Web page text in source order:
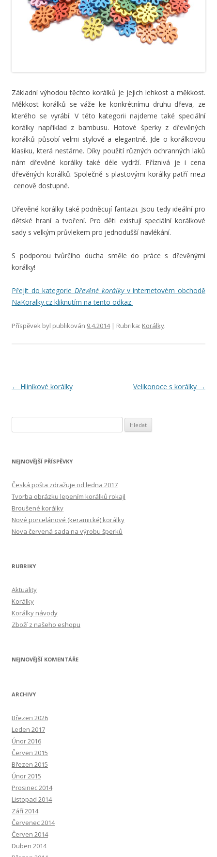
Základní výhodou těchto korálků je jejich lehkost a měkkost.
Měkkost korálků se váže ke konkrétnímu druhu dřeva, ze
kterého se vyrábí. V této kategorii najdeme také speciální
korálky například z bambusu. Hotové šperky z dřevěných
korálků působí velmi stylově a elegantně. Jde o korálkovou
klasiku, která nestárne. Díky použití různých ochranných laků
nám dřevěné korálky také déle vydrží. Příznivá je i cena
dřevěných korálků. Společně s plastovými korálky patří mezi
cenově dostupné.
Dřevěné korálky také podněcují fantazii. Jsou tedy ideální pro
dětské hraní a tvoření. Pro děti existují speciální korálkové
sady s velkým průvlekem pro jednodušší navlékání.
S podporou tvůrčího ducha směle do práce s dřevěnými
korálky!
Přejít do kategorieDřevěné korálkyv internetovém obchodě
NaKoralky.cz kliknutím na tento odkaz.
Příspěvek byl publikován 9.4.2014| Rubrika: Korálky.
Navigace pro příspěvky
← Hliníkové korálky Velikonoce s korálky →
NEJNOVĚJŠÍ PŘÍSPĚVKY
Česká pošta zdražuje od ledna 2017
Tvorba obrázku lepením korálků rokajl
Broušené korálky
Nové porcelánové (keramické) korálky
Nova červená sada na výrobu šperků
RUBRIKY
Aktuality
Korálky
Korálky návody
Zboží z našeho eshopu
NEJNOVĚJŠÍ KOMENTÁŘE
ARCHIVY
Březen 2026
Leden 2017
Únor 2016
Červen 2015
Březen 2015
Únor 2015
Prosinec 2014
Listopad 2014
Září 2014
Červenec 2014
Červen 2014
Duben 2014